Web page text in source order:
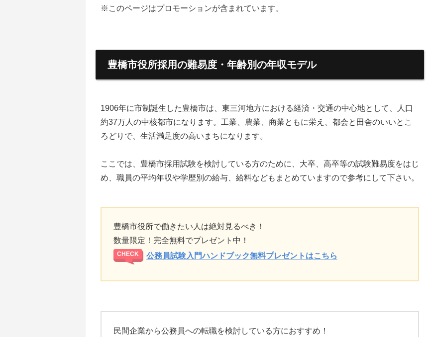
※このページはプロモーションが含まれています。
豊橋市役所採用の難易度・年齢別の年収モデル
1906年に市制誕生した豊橋市は、東三河地方における経済・交通の中心地として、人口
約37万人の中核都市になります。工業、農業、商業ともに栄え、都会と田舎のいいとこ
ろどりで、生活満足度の高いまちになります。
ここでは、豊橋市採用試験を検討している方のために、大卒、高卒等の試験難易度をはじ
め、職員の平均年収や学歴別の給与、給料などもまとめていますので参考にして下さい。
豊橋市役所で働きたい人は絶対見るべき！
数量限定！完全無料でプレゼント中！
公務員試験入門ハンドブック無料プレゼントはこちら
民間企業から公務員への転職を検討している方におすすめ！